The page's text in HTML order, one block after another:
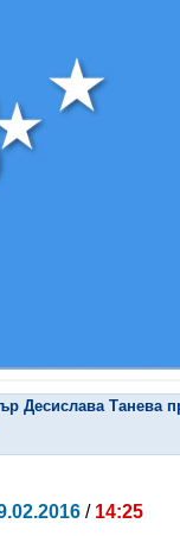
Десислава Танева
/ 14:25